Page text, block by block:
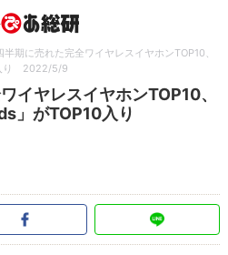
半期に売れた完全ワイヤレスイヤホンTOP10、
り 2022/5/9
イヤレスイヤホンTOP10、
」がTOP10入り